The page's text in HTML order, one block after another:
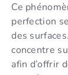
Ce
perfection
des
concentre
afin d’offrir